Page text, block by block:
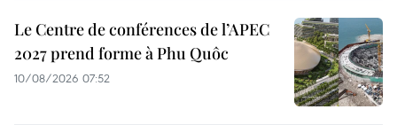
Le Centre de conférences de l’APEC
2027 prend forme à Phu Quôc
10/08/2026 07:52